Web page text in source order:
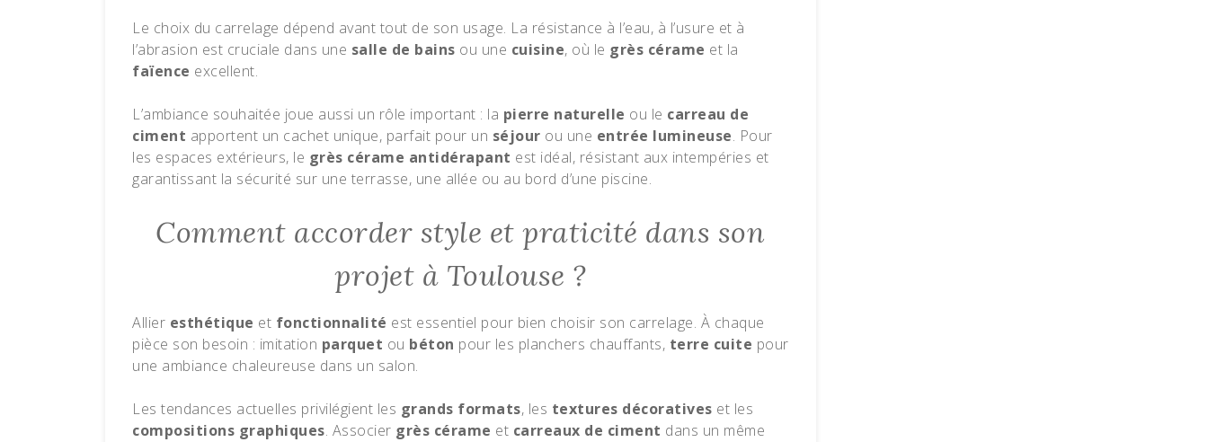
Le choix du carrelage dépend avant tout de son usage. La résistance à l’eau, à l’usure et à
l’abrasion est cruciale dans une salle de bains ou une cuisine, où le grès cérame et la
faïence excellent.
L’ambiance souhaitée joue aussi un rôle important : la pierre naturelle ou le carreau de
ciment apportent un cachet unique, parfait pour un séjour ou une entrée lumineuse. Pour
les espaces extérieurs, le grès cérame antidérapant est idéal, résistant aux intempéries et
garantissant la sécurité sur une terrasse, une allée ou au bord d’une piscine.
Comment accorder style et praticité dans son
projet à Toulouse ?
Allier esthétique et fonctionnalité est essentiel pour bien choisir son carrelage. À chaque
pièce son besoin : imitation parquet ou béton pour les planchers chauffants, terre cuite pour
une ambiance chaleureuse dans un salon.
Les tendances actuelles privilégient les grands formats, les textures décoratives et les
compositions graphiques. Associer grès cérame et carreaux de ciment dans un même